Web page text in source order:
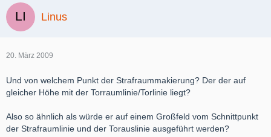
Linus
20. März 2009
Und von welchem Punkt der Strafraummakierung? Der der auf
gleicher Höhe mit der Torraumlinie/Torlinie liegt?
Also so ähnlich als würde er auf einem Großfeld vom Schnittpunkt
der Strafraumlinie und der Torauslinie ausgeführt werden?